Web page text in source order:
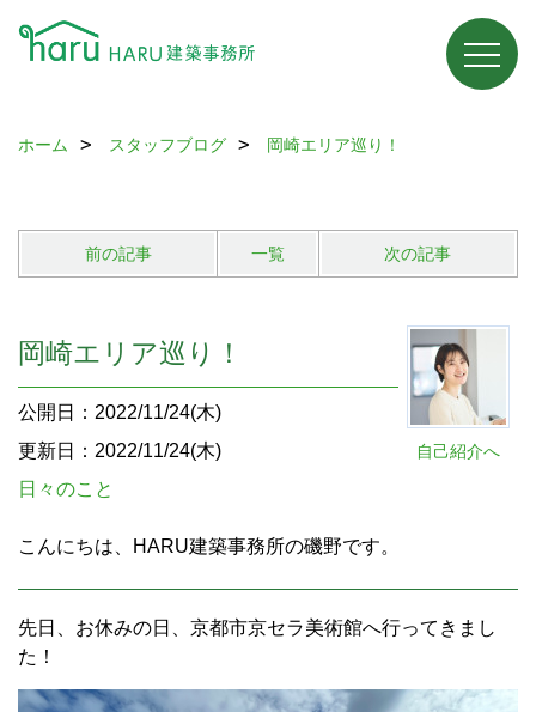
ホーム スタッフブログ 岡崎エリア巡り！
前の記事 一覧 次の記事
自己紹介へ
岡崎エリア巡り！
公開日：2022/11/24(木)
更新日：2022/11/24(木)
日々のこと
こんにちは、HARU建築事務所の磯野です。
先日、お休みの日、京都市京セラ美術館へ行ってきまし
た！